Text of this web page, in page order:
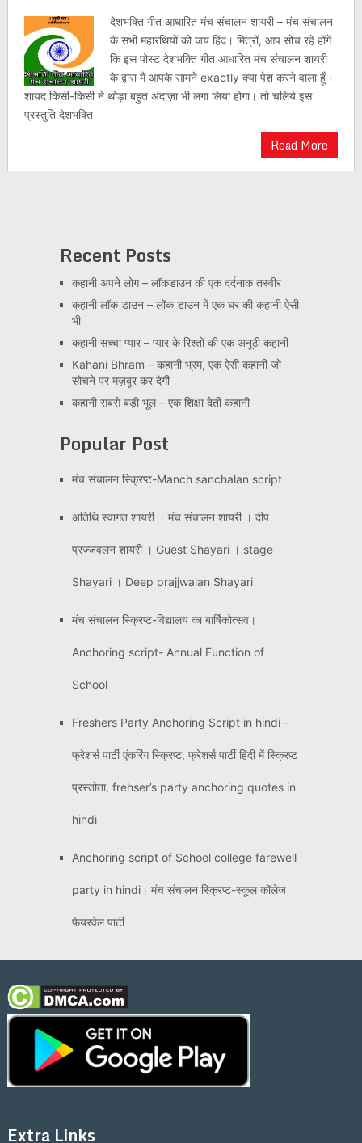
देशभक्ति गीत आधारित मंच संचालन शायरी – मंच संचालन
के सभी महारथियों को जय हिंद। मित्रों, आप सोच रहे होंगें
कि इस पोस्ट देशभक्ति गीत आधारित मंच संचालन शायरी
के द्वारा मैं आपके सामने exactly क्या पेश करने वाला हूँ।
शायद किसी-किसी ने थोड़ा बहुत अंदाज़ा भी लगा लिया होगा। तो चलिये इस
प्रस्तुति देशभक्ति
Read More
Recent Posts
कहानी अपने लोग – लॉकडाउन की एक दर्दनाक तस्वीर
कहानी लॉक डाउन – लॉक डाउन में एक घर की कहानी ऐसी
भी
कहानी सच्चा प्यार – प्यार के रिश्तों की एक अनूठी कहानी
Kahani Bhram – कहानी भ्रम, एक ऐसी कहानी जो
सोचने पर मज़बूर कर देगी
कहानी सबसे बड़ी भूल – एक शिक्षा देती कहानी
Popular Post
मंच संचालन स्क्रिप्ट-Manch sanchalan script
अतिथि स्वागत शायरी । मंच संचालन शायरी । दीप
प्रज्जवलन शायरी । Guest Shayari । stage
Shayari । Deep prajjwalan Shayari
मंच संचालन स्क्रिप्ट-विद्यालय का बार्षिकोत्सव।
Anchoring script- Annual Function of
School
Freshers Party Anchoring Script in hindi –
फ्रेशर्स पार्टी एंकरिंग स्क्रिप्ट, फ्रेशर्स पार्टी हिंदी में स्क्रिप्ट
प्रस्तोता, frehser’s party anchoring quotes in
hindi
Anchoring script of School college farewell
party in hindi। मंच संचालन स्क्रिप्ट-स्कूल कॉलेज
फेयरवेल पार्टी
Extra Links